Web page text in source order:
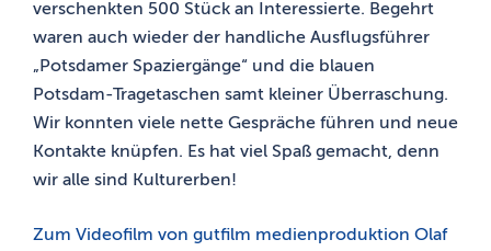
verschenkten 500 Stück an Interessierte. Begehrt
waren auch wieder der handliche Ausflugsführer
„Potsdamer Spaziergänge“ und die blauen
Potsdam-Tragetaschen samt kleiner Überraschung.
Wir konnten viele nette Gespräche führen und neue
Kontakte knüpfen. Es hat viel Spaß gemacht, denn
wir alle sind Kulturerben!
Zum Videofilm von gutfilm medienproduktion Olaf